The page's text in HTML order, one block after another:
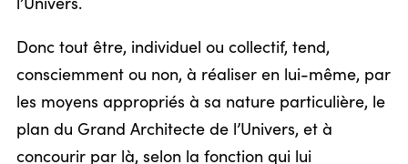
l’Univers.
Donc tout être, individuel ou collectif, tend,
consciemment ou non, à réaliser en lui-même, par
les moyens appropriés à sa nature particulière, le
plan du Grand Architecte de l’Univers, et à
concourir par là, selon la fonction qui lui